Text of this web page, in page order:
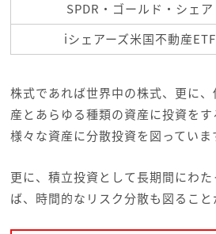
SPDR・ゴールド・シェア
iシェアーズ米国不動産ETF
株式であれば世界中の株式、更に
産とあらゆる種類の資産に投資を
様々な資産に分散投資を図っていま
更に、積立投資として長期間にわ
ば、時間的なリスク分散も図ること